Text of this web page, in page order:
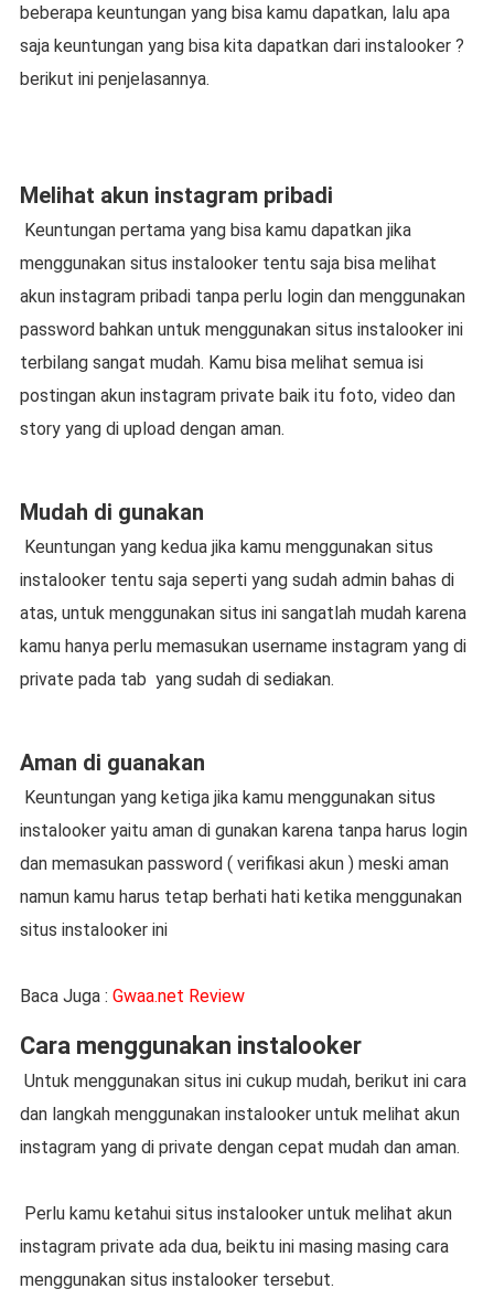
beberapa keuntungan yang bisa kamu dapatkan, lalu apa
saja keuntungan yang bisa kita dapatkan dari instalooker ?
berikut ini penjelasannya.
Melihat akun instagram pribadi
Keuntungan pertama yang bisa kamu dapatkan jika
menggunakan situs instalooker tentu saja bisa melihat
akun instagram pribadi tanpa perlu login dan menggunakan
password bahkan untuk menggunakan situs instalooker ini
terbilang sangat mudah. Kamu bisa melihat semua isi
postingan akun instagram private baik itu foto, video dan
story yang di upload dengan aman.
Mudah di gunakan
Keuntungan yang kedua jika kamu menggunakan situs
instalooker tentu saja seperti yang sudah admin bahas di
atas, untuk menggunakan situs ini sangatlah mudah karena
kamu hanya perlu memasukan username instagram yang di
private pada tab yang sudah di sediakan.
Aman di guanakan
Keuntungan yang ketiga jika kamu menggunakan situs
instalooker yaitu aman di gunakan karena tanpa harus login
dan memasukan password ( verifikasi akun ) meski aman
namun kamu harus tetap berhati hati ketika menggunakan
situs instalooker ini
Baca Juga : Gwaa.net Review
Cara menggunakan instalooker
Untuk menggunakan situs ini cukup mudah, berikut ini cara
dan langkah menggunakan instalooker untuk melihat akun
instagram yang di private dengan cepat mudah dan aman.
Perlu kamu ketahui situs instalooker untuk melihat akun
instagram private ada dua, beiktu ini masing masing cara
menggunakan situs instalooker tersebut.